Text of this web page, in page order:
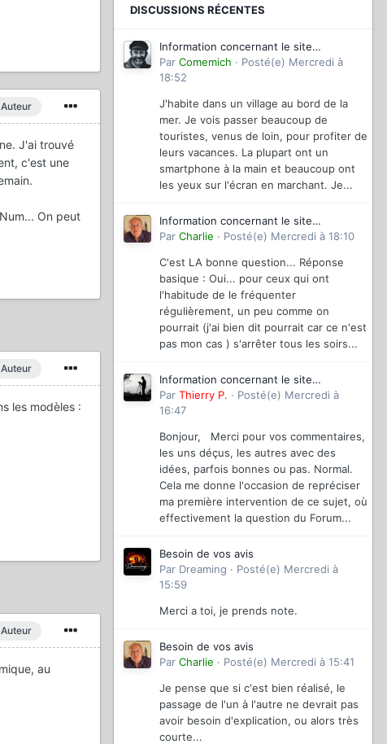
Auteur
J'ai trouvé
c'est une
On peut
Auteur
les modèles :
Auteur
au
DISCUSSIONS RÉCENTES
Information concernant le site
magazinevideo
Par Comemich · Posté(e) Mercredi à
18:52
J'habite dans un village au bord de la
mer. Je vois passer beaucoup de
touristes, venus de loin, pour profiter de
leurs vacances. La plupart ont un
smartphone à la main et beaucoup ont
les yeux sur l'écran en marchant. Je...
Information concernant le site
magazinevideo
Par Charlie · Posté(e) Mercredi à 18:10
C'est LA bonne question... Réponse
basique : Oui... pour ceux qui ont
l'habitude de le fréquenter
régulièrement, un peu comme on
pourrait (j'ai bien dit pourrait car ce n'est
pas mon cas ) s'arrêter tous les soirs...
Information concernant le site
magazinevideo
Par Thierry P. · Posté(e) Mercredi à
16:47
Bonjour, Merci pour vos commentaires,
les uns déçus, les autres avec des
idées, parfois bonnes ou pas. Normal.
Cela me donne l'occasion de repréciser
ma première intervention de ce sujet, où
effectivement la question du Forum...
Besoin de vos avis
Par Dreaming · Posté(e) Mercredi à
15:59
Merci a toi, je prends note.
Besoin de vos avis
Par Charlie · Posté(e) Mercredi à 15:41
Je pense que si c'est bien réalisé, le
passage de l'un à l'autre ne devrait pas
avoir besoin d'explication, ou alors très
courte...